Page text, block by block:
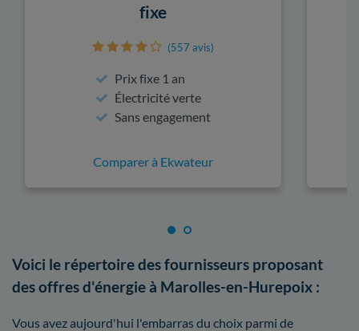
fixe
(557 avis)
Prix fixe 1 an
Électricité verte
Sans engagement
Comparer à Ekwateur
Voici le répertoire des fournisseurs proposant
des offres d'énergie à Marolles-en-Hurepoix :
Vous avez aujourd'hui l'embarras du choix parmi de